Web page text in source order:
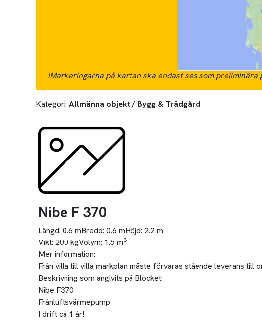
iMarkeringarna på kartan ska endast ses som preliminära
Kategori: Allmänna objekt / Bygg & Trädgård
Nibe F 370
Längd: 0.6 mBredd: 0.6 mHöjd: 2.2 m
Vikt: 200 kgVolym: 1.5 m3
Mer information:
Från villa till villa markplan måste förvaras stående leverans till
Beskrivning som angivits på Blocket:
Nibe F370
Frånluftsvärmepump
I drift ca 1 år!